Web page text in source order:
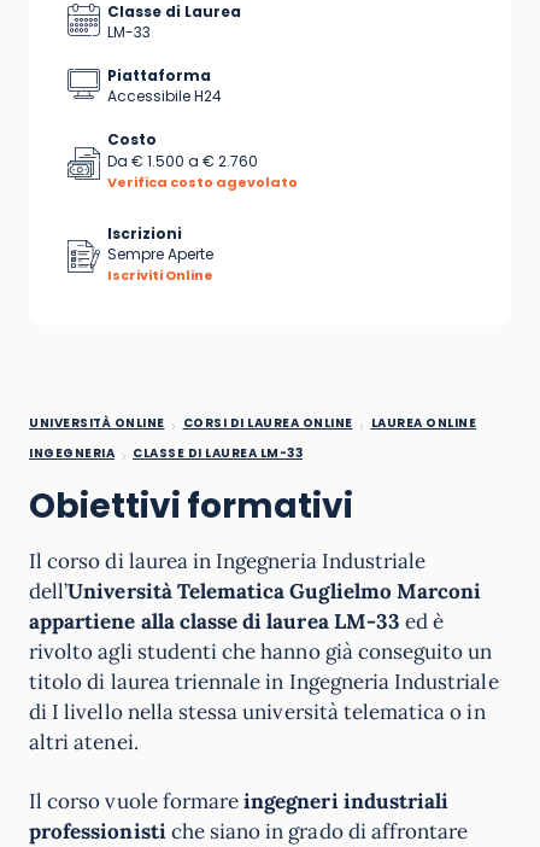
Classe di Laurea
LM-33
Piattaforma
Accessibile H24
Costo
Da € 1.500 a € 2.760
Verifica costo agevolato
Iscrizioni
Sempre Aperte
Iscriviti Online
UNIVERSITÀ ONLINE CORSI DI LAUREA ONLINE
LAUREA ONLINE
INGEGNERIA
CLASSE DI LAUREA LM-33
Obiettivi formativi
Il corso di laurea in Ingegneria Industriale
dell’Università Telematica Guglielmo Marconi
appartiene alla classe di laurea LM-33 ed è
rivolto agli studenti che hanno già conseguito un
titolo di laurea triennale in Ingegneria Industriale
di I livello nella stessa università telematica o in
altri atenei.
Il corso vuole formareingegneri industriali
professionistiche siano in grado di affrontare